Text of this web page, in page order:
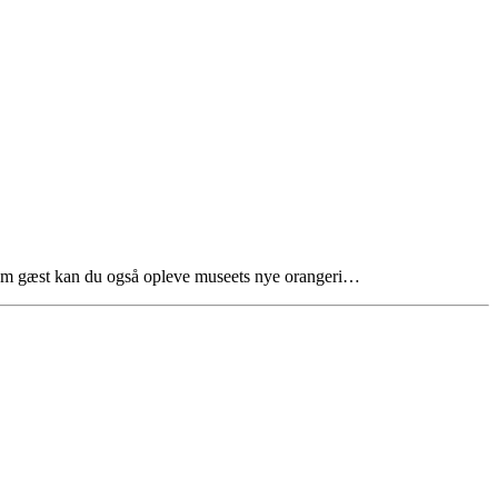
gæst kan du også opleve museets nye orangeri…